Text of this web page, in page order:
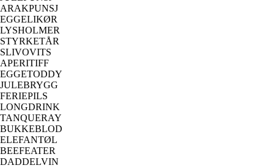
ARAKPUNSJ
EGGELIKØR
LYSHOLMER
STYRKETÅR
SLIVOVITS
APERITIFF
EGGETODDY
JULEBRYGG
FERIEPILS
LONGDRINK
TANQUERAY
BUKKEBLOD
ELEFANTØL
BEEFEATER
DADDELVIN